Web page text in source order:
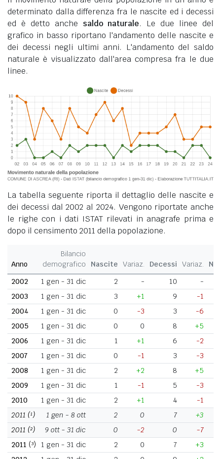
determinato dalla differenza fra le nascite ed i decessi
ed è detto anche saldo naturale. Le due linee del
grafico in basso riportano l'andamento delle nascite e
dei decessi negli ultimi anni. L'andamento del saldo
naturale è visualizzato dall'area compresa fra le due
linee.
La tabella seguente riporta il dettaglio delle nascite e
dei decessi dal 2002 al 2024. Vengono riportate anche
le righe con i dati ISTAT rilevati in anagrafe prima e
dopo il censimento 2011 della popolazione.
Anno
Bilancio
demografico
Nascite Variaz. Decessi Variaz.
2002
1 gen - 31 dic 2 - 10
-
2003
1 gen - 31 dic 3 +1 9
-1
2004
1 gen - 31 dic 0 -3 3
-6
2005
1 gen - 31 dic 0 0 8
+5
2006
1 gen - 31 dic 1 +1 6
-2
2007
1 gen - 31 dic 0 -1 3
-3
2008
1 gen - 31 dic 2 +2 8
+5
2009
1 gen - 31 dic 1 -1 5
-3
2010
1 gen - 31 dic 2 +1 4
-1
2011 (¹) 1 gen - 8 ott 2 0 7
+3
2011 (²) 9 ott - 31 dic 0 -2 0
-7
2011 (³) 1 gen - 31 dic 2 0 7
+3